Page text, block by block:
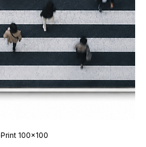
100x100